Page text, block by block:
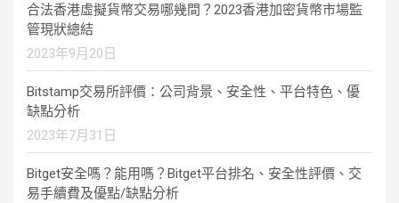
合法香港虛擬貨幣交易哪幾間？2023香港加密貨幣市場監
管現狀總結
2023年9月20日
Bitstamp交易所評價：公司背景、安全性、平台特色、優
缺點分析
2023年7月31日
Bitget安全嗎？能用嗎？Bitget平台排名、安全性評價、交
易手續費及優點/缺點分析